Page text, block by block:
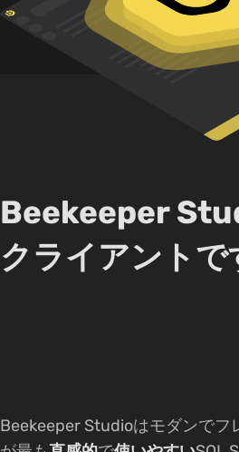
Beekeeper
クライアントで
Beekeeper Studioはモダンでフ